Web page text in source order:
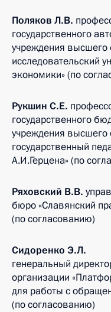
Поляков Л.В.
государственного
учреждения
исследовательский
экономики» (по
Рукшин С.Е.
государственного
учреждения высшего
государственный
А.И.Герцена» (по
Ряховский В.В.
бюро «Славянский
(по согласованию)
Сидоренко Э.Л.
генеральный
организации
для работы с
(по согласованию)